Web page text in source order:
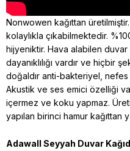
Nonwowen kağıttan
kolaylıkla çıkabilmektedir.
hijyeniktir. Hava alabilen duvar
dayanıklılığı vardır ve hiçbir
doğaldır anti-bakteriyel,
Akustik ve ses emici özelliği
içermez ve koku yapmaz.
yapılan birinci hamur kağıttan
Adawall Seyyah Duvar